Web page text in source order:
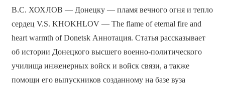
В.С. ХОХЛОВ — Донецку — пламя вечного огня и тепло
сердец V.S. KHOKHLOV — The flame of eternal fire and
heart warmth of Donetsk Аннотация. Статья рассказывает
об истории Донецкого высшего военно-политического
училища инженерных войск и войск связи, а также
помощи его выпускников созданному на базе вуза